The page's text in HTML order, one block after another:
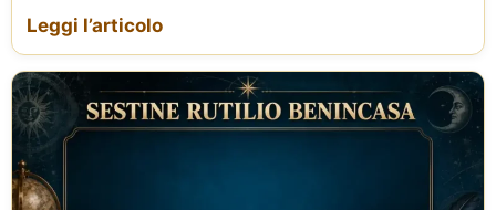
Leggi l’articolo